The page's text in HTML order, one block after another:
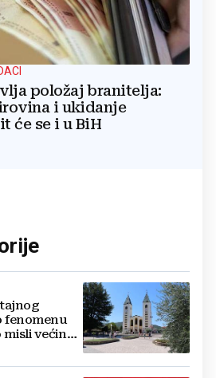
položaj branitelja:
i ukidanje
će se i u BiH
fenomenu
većina